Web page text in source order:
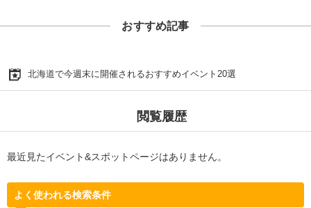
おすすめ記事
北海道で今週末に開催されるおすすめイベント20選
閲覧履歴
最近見たイベント&スポットページはありません。
よく使われる検索条件